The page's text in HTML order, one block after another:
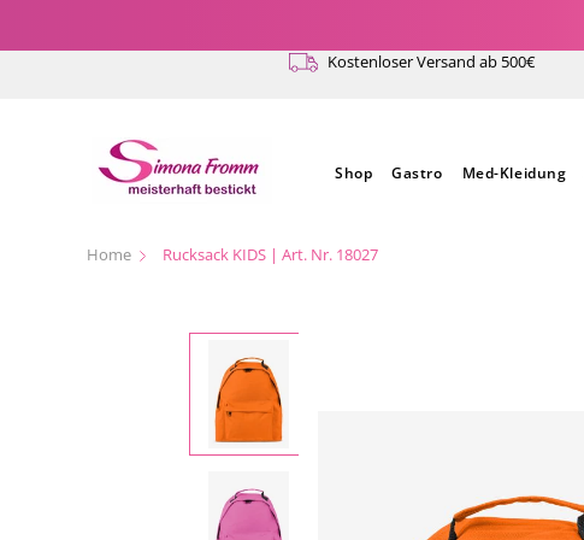
zum
Kostenloser Versand ab 500€
Shop Gastro Med-Kleidung
Home Rucksack KIDS | Art. Nr. 18027
Zu
Produktinformationen
springen